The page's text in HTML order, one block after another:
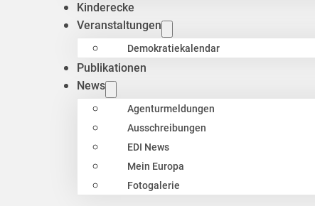
Kinderecke
Veranstaltungen
Demokratiekalendar
Publikationen
News
Agenturmeldungen
Ausschreibungen
EDI News
Mein Europa
Fotogalerie